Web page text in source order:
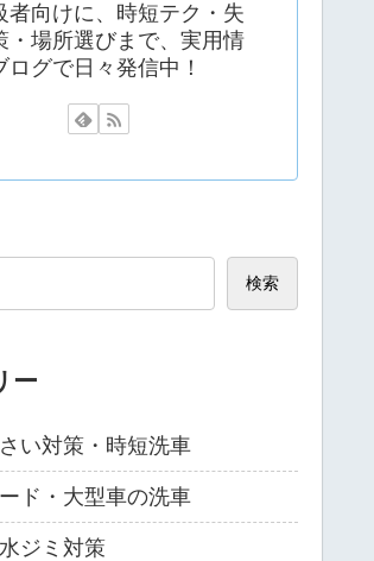
者向けに、時短テク・失
・場所選びまで、実用情
ログで日々発信中！
検索
ー
い対策・時短洗車
ド・大型車の洗車
ジミ対策